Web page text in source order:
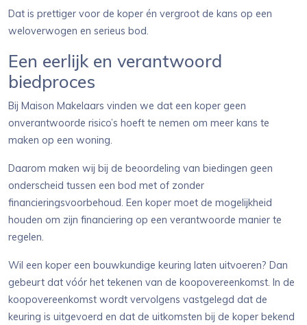
Dat is prettiger voor de koper én vergroot de kans op een
weloverwogen en serieus bod.
Een eerlijk en verantwoord
biedproces
Bij Maison Makelaars vinden we dat een koper geen
onverantwoorde risico’s hoeft te nemen om meer kans te
maken op een woning.
Daarom maken wij bij de beoordeling van biedingen geen
onderscheid tussen een bod met of zonder
financieringsvoorbehoud. Een koper moet de mogelijkheid
houden om zijn financiering op een verantwoorde manier te
regelen.
Wil een koper een bouwkundige keuring laten uitvoeren? Dan
gebeurt dat vóór het tekenen van de koopovereenkomst. In de
koopovereenkomst wordt vervolgens vastgelegd dat de
keuring is uitgevoerd en dat de uitkomsten bij de koper bekend